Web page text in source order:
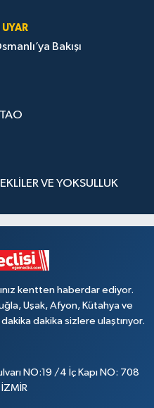
UYAR
Bakışı
VE YOKSULLUK
kentten haberdar ediyor.
Uşak, Afyon, Kütahya ve
dakika sizlere ulaştırıyor.
NO:19 /4 İç Kapı NO: 708